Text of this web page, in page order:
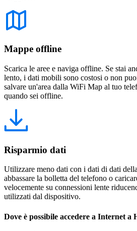
Mappe offline
Scarica le aree e naviga offline. Se stai
lento, i dati mobili sono costosi o non
salvare un'area dalla WiFi Map al tuo
quando sei offline.
Risparmio dati
Utilizzare meno dati con i dati di dati
abbassare la bolletta del telefono o
velocemente su connessioni lente
utilizzati dal dispositivo.
Dove è possibile accedere a Internet a